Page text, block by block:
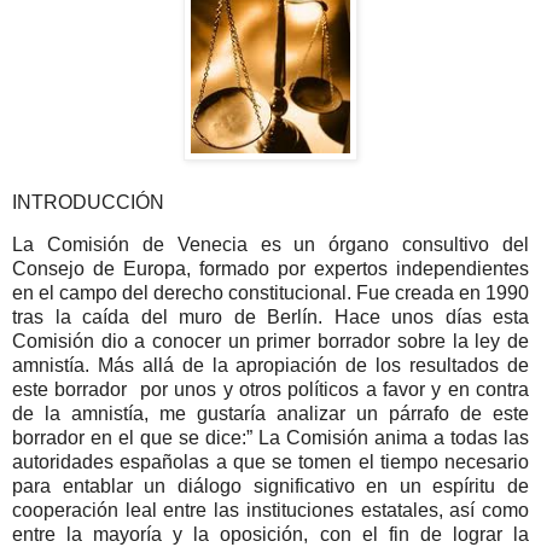
INTRODUCCIÓN
La Comisión de Venecia es un órgano consultivo del
Consejo de Europa, formado por expertos independientes
en el campo del derecho constitucional. Fue creada en 1990
tras la caída del muro de Berlín. Hace unos días esta
Comisión dio a conocer un primer borrador sobre la ley de
amnistía. Más allá de la apropiación de los resultados de
este borrador por unos y otros políticos a favor y en contra
de la amnistía, me gustaría analizar un párrafo de este
borrador en el que se dice:” La Comisión anima a todas las
autoridades españolas a que se tomen el tiempo necesario
para entablar un diálogo significativo en un espíritu de
cooperación leal entre las instituciones estatales, así como
entre la mayoría y la oposición, con el fin de lograr la